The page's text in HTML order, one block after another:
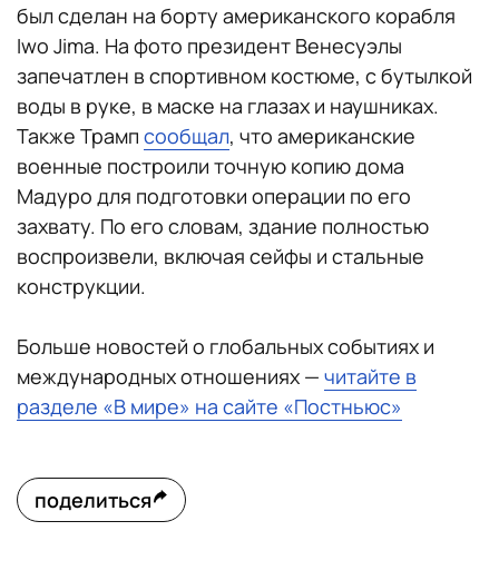
был сделан на борту американского корабля
Iwo Jima. На фото президент Венесуэлы
запечатлен в спортивном костюме, с бутылкой
воды в руке, в маске на глазах и наушниках.
Также Трамп сообщал, что американские
военные построили точную копию дома
Мадуро для подготовки операции по его
захвату. По его словам, здание полностью
воспроизвели, включая сейфы и стальные
конструкции.
Больше новостей о глобальных событиях и
международных отношениях — читайте в
разделе «В мире» на сайте «Постньюс»
поделиться